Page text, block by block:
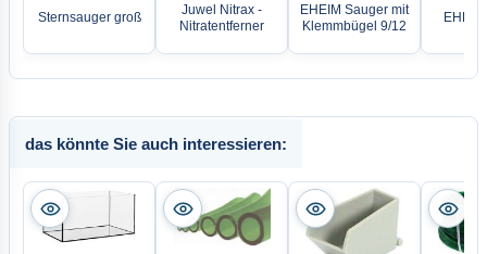
Sternsauger groß
Juwel Nitrax -
Nitratentferner
EHEIM Sauger mit
Klemmbügel 9/12
das könnte Sie auch interessieren: